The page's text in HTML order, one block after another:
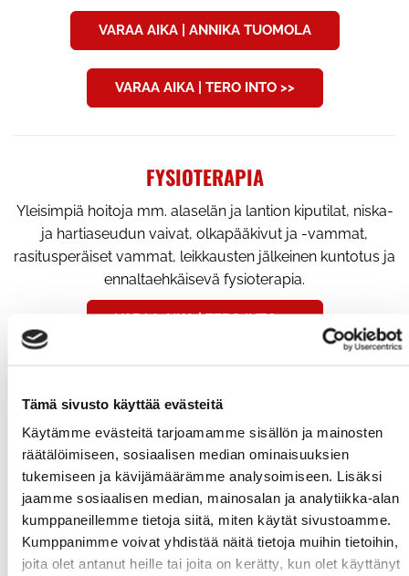
Tämä sivusto käyttää evästeitä
Käytämme evästeitä tarjoamamme sisällön ja mainosten
räätälöimiseen, sosiaalisen median ominaisuuksien
tukemiseen ja kävijämäärämme analysoimiseen. Lisäksi
jaamme sosiaalisen median, mainosalan ja analytiikka-alan
kumppaneillemme tietoja siitä, miten käytät sivustoamme.
Kumppanimme voivat yhdistää näitä tietoja muihin tietoihin,
joita olet antanut heille tai joita on kerätty, kun olet käyttänyt
VARAA AIKA | ANNIKA TUOMOLA
VARAA AIKA | TERO INTO >>
FYSIOTERAPIA
Yleisimpiä hoitoja mm. alaselän ja lantion kiputilat, niska-
ja hartiaseudun vaivat, olkapääkivut ja -vammat,
rasitusperäiset vammat, leikkausten jälkeinen kuntotus ja
ennaltaehkäisevä fysioterapia.
VARAA AIKA | TERO INTO >>
VUOKRATTAVAT VÄLINEET
Liukulumikengät, fatbiket, SUP-laudat, air track yms...
Vuodesta 2019 SUP-lautavuokraamo Nokialla,
Kennonnokan uimarannalla.
FATBIKE >>